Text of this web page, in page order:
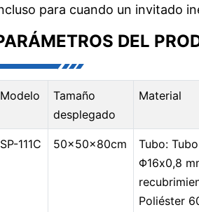
para cuando un invitado
DEL
Modelo
Tamaño
desplegado
Material
SP-111C 50x50x80cm
Tubo:
Φ16x0,8
Poliéster